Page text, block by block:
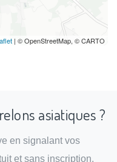
| © OpenStreetMap, © CARTO
asiatiques ?
en signalant vos
et sans inscription.